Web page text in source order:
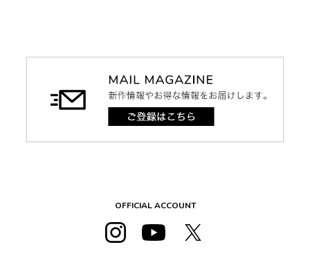
OFFICIAL ACCOUNT